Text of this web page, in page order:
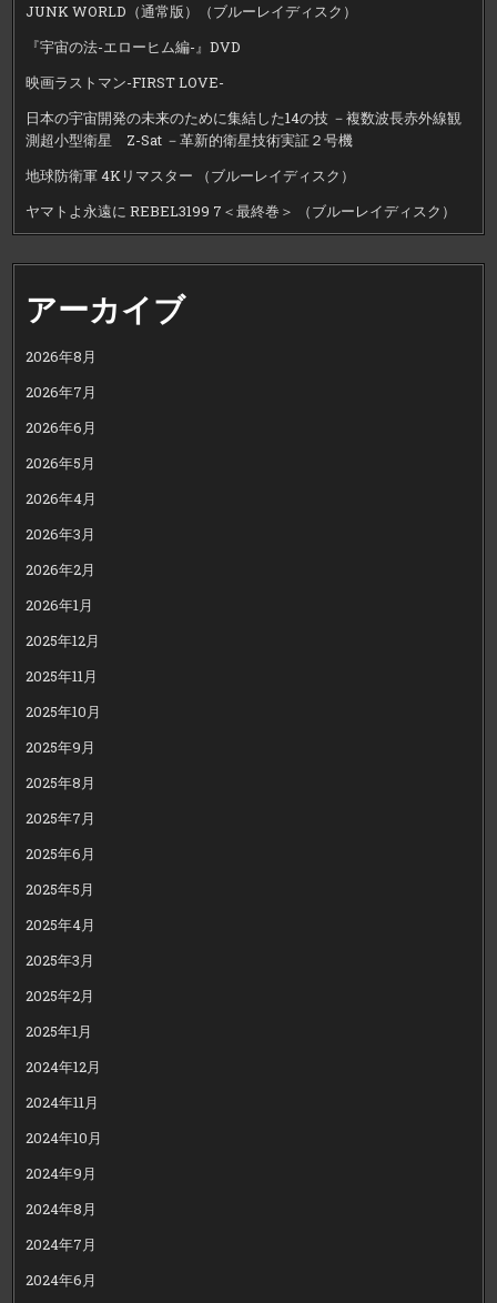
JUNK WORLD（通常版）（ブルーレイディスク）
『宇宙の法-エローヒム編-』DVD
映画ラストマン-FIRST LOVE-
日本の宇宙開発の未来のために集結した14の技 －複数波長赤外線観
測超小型衛星 Z-Sat －革新的衛星技術実証２号機
地球防衛軍 4Kリマスター （ブルーレイディスク）
ヤマトよ永遠に REBEL3199 7＜最終巻＞ （ブルーレイディスク）
アーカイブ
2026年8月
2026年7月
2026年6月
2026年5月
2026年4月
2026年3月
2026年2月
2026年1月
2025年12月
2025年11月
2025年10月
2025年9月
2025年8月
2025年7月
2025年6月
2025年5月
2025年4月
2025年3月
2025年2月
2025年1月
2024年12月
2024年11月
2024年10月
2024年9月
2024年8月
2024年7月
2024年6月